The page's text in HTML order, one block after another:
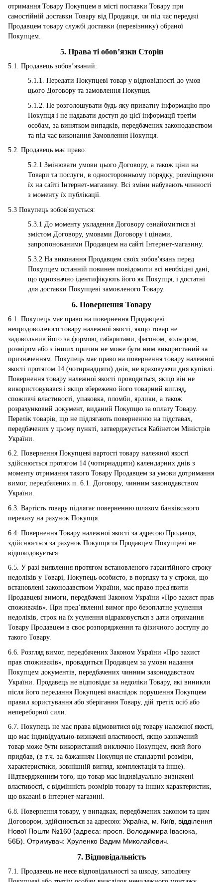
отримання Товару Покупцем в місті поставки Товару при
самостійній доставки Товару від Продавця, чи під час передачі
Продавцем товару службі доставки (перевізнику) обраної
Покупцем.
5. Права ті обов’язки Сторін
5.1. Продавець зобов’язаний:
5.1.1. Передати Покупцеві товар у відповідності до умов
цього Договору та замовлення Покупця.
5.1.2. Не розголошувати будь-яку приватну інформацію про
Покупця і не надавати доступ до цієї інформації третім
особам, за винятком випадків, передбачених законодавством
та під час виконання Замовлення Покупця.
5.2. Продавець має право:
5.2.1 Змінювати умови цього Договору, а також ціни на
Товари та послуги, в односторонньому порядку, розміщуючи
їх на сайті Інтернет-магазину. Всі зміни набувають чинності
з моменту їх публікації.
5.3 Покупець зобов'язується:
5.3.1 До моменту укладення Договору ознайомитися зі
змістом Договору, умовами Договору і цінами,
запропонованими Продавцем на сайті Інтернет-магазину.
5.3.2 На виконання Продавцем своїх зобов'язань перед
Покупцем останній повинен повідомити всі необхідні дані,
що однозначно ідентифікують його як Покупця, і достатні
для доставки Покупцеві замовленого Товару.
6. Повернення Товару
6.1. Покупець має право на повернення Продавцеві
непродовольчого товару належної якості, якщо товар не
задовольнив його за формою, габаритами, фасоном, кольором,
розміром або з інших причин не може бути ним використаний за
призначенням. Покупець має право на повернення товару належної
якості протягом 14 (чотирнадцяти) днів, не враховуючи дня купівлі.
Повернення товару належної якості проводиться, якщо він не
використовувався і якщо збережено його товарний вигляд,
споживчі властивості, упаковка, пломби, ярлики, а також
розрахунковий документ, виданий Покупцю за оплату Товару.
Перелік товарів, що не підлягають поверненню на підставах,
передбачених у цьому пункті, затверджується Кабінетом Міністрів
України.
6.2. Повернення Покупцеві вартості товару належної якості
здійснюється протягом 14 (чотирнадцяти) календарних днів з
моменту отримання такого Товару Продавцем за умови дотримання
вимог, передбачених п. 6.1. Договору, чинним законодавством
України.
6.3. Вартість товару підлягає поверненню шляхом банківського
переказу на рахунок Покупця.
6.4. Повернення Товару належної якості за адресою Продавця,
здійснюється за рахунок Покупця та Продавцем Покупцеві не
відшкодовується.
6.5. У разі виявлення протягом встановленого гарантійного строку
недоліків у Товарі, Покупець особисто, в порядку та у строки, що
встановлені законодавством України, має право пред'явити
Продавцеві вимоги, передбачені Законом України «Про захист прав
споживачів». При пред’явленні вимог про безоплатне усунення
недоліків, строк на їх усунення відраховується з дати отримання
Товару Продавцем в своє розпорядження та фізичного доступу до
такого Товару.
6.6. Розгляд вимог, передбачених Законом України «Про захист
прав споживачів», провадиться Продавцем за умови надання
Покупцем документів, передбачених чинним законодавством
України. Продавець не відповідає за недоліки Товару, які виникли
після його передання Покупцеві внаслідок порушення Покупцем
правил користування або зберігання Товару, дій третіх осіб або
непереборної сили.
6.7. Покупець не має права відмовитися від товару належної якості,
що має індивідуально-визначені властивості, якщо зазначений
товар може бути використаний виключно Покупцем, який його
придбав, (в т.ч. за бажанням Покупця не стандартні розміри,
характеристики, зовнішній вигляд, комплектація та інше).
Підтвердженням того, що товар має індивідуально-визначені
властивості, є відмінність розмірів товару та інших характеристик,
що вказані в інтернет-магазині.
6.8. Повернення товару, у випадках, передбачених законом та цим
Договором, здійснюється за адресою: Україна, м. Київ, відділення
Нової Пошти №160 (адреса: просп. Володимира Івасюка,
56Б). Отримувач: Хруленко Вадим Миколайович.
7. Відповідальність
7.1. Продавець не несе відповідальності за шкоду, заподіяну